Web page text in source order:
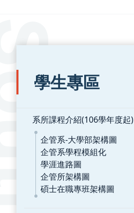
:::
學生專區
系所課程介紹(106學年度起)
企管系-大學部架構圖
企管系學程模組化
學涯進路圖
企管所架構圖
碩士在職專班架構圖